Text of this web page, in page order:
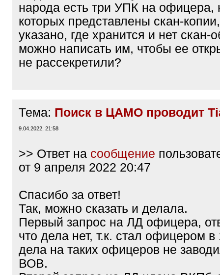
народа есть три УПК на офицера,
которых представлены скан-
указано, где хранится и нет скан-
можно написать им, чтобы ее
не рассекретили?
Тема: Поиск в ЦАМО проводит
9.04.2022, 21:58
>> Ответ на сообщение
от 9 апреля 2022 20:47
Спасибо за ответ!
Так, можно сказать и делала.
Первый запрос на ЛД офицера,
что дела нет, т.к. стал офицером в
дела на таких офицеров не
ВОВ.